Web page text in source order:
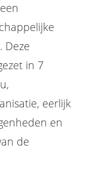
Deze
in 7
eerlijk
en
de